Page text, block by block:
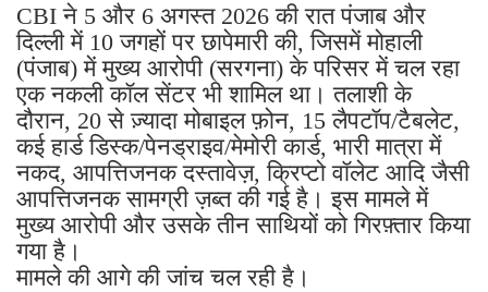
CBI ने 5 और 6 अगस्त 2026 की रात पंजाब और
दिल्ली में 10 जगहों पर छापेमारी की, जिसमें मोहाली
(पंजाब) में मुख्य आरोपी (सरगना) के परिसर में चल रहा
एक नकली कॉल सेंटर भी शामिल था। तलाशी के
दौरान, 20 से ज़्यादा मोबाइल फ़ोन, 15 लैपटॉप/टैबलेट,
कई हार्ड डिस्क/पेनड्राइव/मेमोरी कार्ड, भारी मात्रा में
नकद, आपत्तिजनक दस्तावेज़, क्रिप्टो वॉलेट आदि जैसी
आपत्तिजनक सामग्री ज़ब्त की गई है। इस मामले में
मुख्य आरोपी और उसके तीन साथियों को गिरफ़्तार किया
गया है।
मामले की आगे की जांच चल रही है।